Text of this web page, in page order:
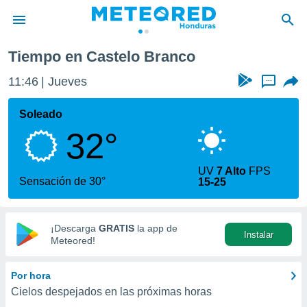
de
ha sido
calidad.
a este
las
y
digital
basada
Tiempo en Castelo Branco
11:46 Jueves ...
Soleado
32°
Sensación de 30°
UV7 Alto FPS
15-25
¡Descarga GRATIS la app de
Meteored!
Instalar
Por hora
Cielos despejados en las próximas horas